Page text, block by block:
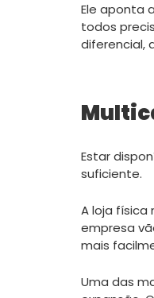
Ele aponta
todos
diferencial,
Estar
suficiente.
A loja física
empresa
mais
Uma das